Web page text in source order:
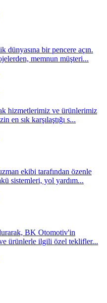
dünyasına bir pencere açın.
memnun müşteri...
hizmetlerimiz ve ürünlerimiz
en sık karşılaştığı s...
ekibi tarafından özenle
sistemleri, yol yardım...
BK Otomotiv'in
ürünlerle ilgili özel teklifler...